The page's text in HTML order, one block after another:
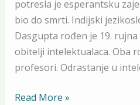
potresla je esperantsku
bio do smrti. Indijski
Dasgupta rođen je 19.
obitelji intelektualaca. Oba
profesori. Odrastanje u
Read More »